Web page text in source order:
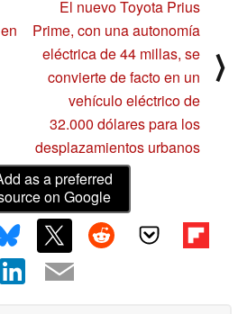
El nuevo Toyota Prius
Prime, con una autonomía
eléctrica de 44 millas, se
convierte de facto en un
vehículo eléctrico de
32.000 dólares para los
desplazamientos urbanos
⟩
as a preferred
on Google